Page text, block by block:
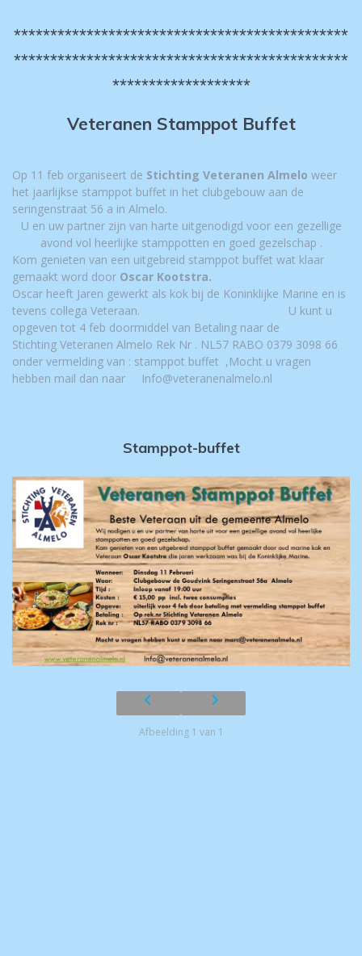
**********************************************
**********************************************
*******************
Veteranen Stamppot Buffet
Op 11 feb organiseert de Stichting Veteranen Almelo weer
het jaarlijkse stamppot buffet in het clubgebouw aan de
seringenstraat 56 a in Almelo.
U en uw partner zijn van harte uitgenodigd voor een gezellige
avond vol heerlijke stamppotten en goed gezelschap .
Kom genieten van een uitgebreid stamppot buffet wat klaar
gemaakt word door Oscar Kootstra.
Oscar heeft Jaren gewerkt als kok bij de Koninklijke Marine en is
tevens collega Veteraan. U kunt u
opgeven tot 4 feb doormiddel van Betaling naar de
Stichting Veteranen Almelo Rek Nr . NL57 RABO 0379 3098 66
onder vermelding van : stamppot buffet ,Mocht u vragen
hebben mail dan naar
Info@veteranenalmelo.nl
Stamppot-buffet
Afbeelding 1 van 1